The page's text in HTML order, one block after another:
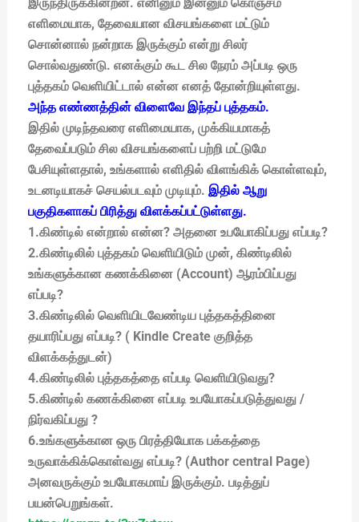
எளிமையாக, தேவையான விசயங்களை மட்டும்
சொன்னால் நன்றாக இருக்கும் என்று சிலர்
சொல்வதுண்டு. எனக்கும் கூட சில நேரம் அப்படி ஒரு
புத்தகம் வெளியிட்டால் என்ன எனத் தோன்றியுள்ளது.
அந்த எண்ணத்தின் விளைவே இந்தப் புத்தகம்.
இதில் முடிந்தவரை எளிமையாக, முக்கியமாகத்
தேவைப்படும் சில விசயங்களைப் பற்றி மட்டுமே
பேசியுள்ளதால், உங்களால் எளிதில் விளங்கிக் கொள்ளவும்,
உடனடியாகச் செயல்படவும் முடியும். இதில் ஆறு
பகுதிகளாகப் பிரித்து விளக்கப்பட்டுள்ளது.
1.கிண்டில் என்றால் என்ன? அதனை உபயோகிப்பது எப்படி?
2.கிண்டிலில் புத்தகம் வெளியிடும் முன், கிண்டிலில்
உங்களுக்கான கணக்கினை (Account) ஆரம்பிப்பது
எப்படி?
3.கிண்டிலில் வெளியிடவேண்டிய புத்தகத்தினை
தயாரிப்பது எப்படி? ( Kindle Create குறித்த
விளக்கத்துடன்)
4.கிண்டிலில் புத்தகத்தை எப்படி வெளியிடுவது?
5.கிண்டில் கணக்கினை எப்படி உபயோகப்படுத்துவது /
நிர்வகிப்பது ?
6.உங்களுக்கான ஒரு பிரத்தியோக பக்கத்தை
உருவாக்கிக்கொள்வது எப்படி? (Author central Page)
அனவருக்கும் உபயோகமாய் இருக்கும். படித்துப்
பயன்பெறுங்கள்.